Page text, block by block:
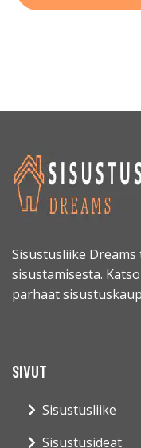
Sisustusliike
sisustamisesta.
parhaat
SIVUT
Sisustusliike
Sisustusideat